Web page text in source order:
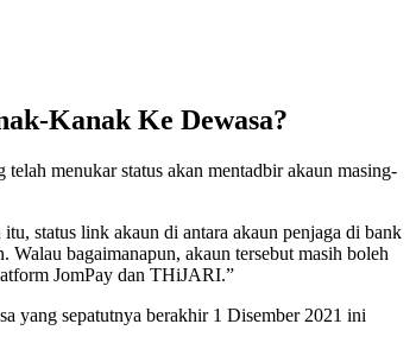
Kanak Ke Dewasa?
menukar status akan mentadbir akaun masing-
status link akaun di antara akaun penjaga di bank
bagaimanapun, akaun tersebut masih boleh
JomPay dan THiJARI.”
yang sepatutnya berakhir 1 Disember 2021 ini